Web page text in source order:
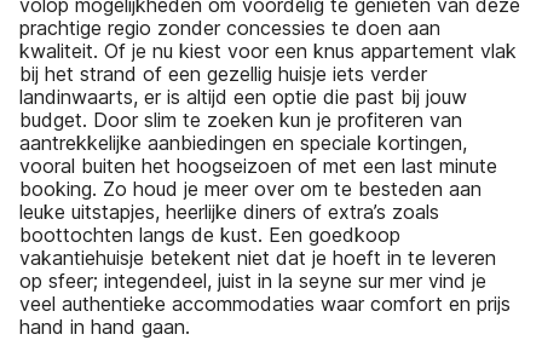
prachtige regio zonder concessies te doen aan
kwaliteit. Of je nu kiest voor een knus appartement vlak
bij het strand of een gezellig huisje iets verder
landinwaarts, er is altijd een optie die past bij jouw
budget. Door slim te zoeken kun je profiteren van
aantrekkelijke aanbiedingen en speciale kortingen,
vooral buiten het hoogseizoen of met een last minute
booking. Zo houd je meer over om te besteden aan
leuke uitstapjes, heerlijke diners of extra’s zoals
boottochten langs de kust. Een goedkoop
vakantiehuisje betekent niet dat je hoeft in te leveren
op sfeer; integendeel, juist in la seyne sur mer vind je
veel authentieke accommodaties waar comfort en prijs
hand in hand gaan.